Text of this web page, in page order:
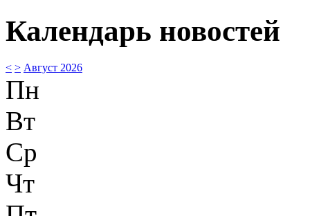
Календарь новостей
< > Август 2026
Пн
Вт
Ср
Чт